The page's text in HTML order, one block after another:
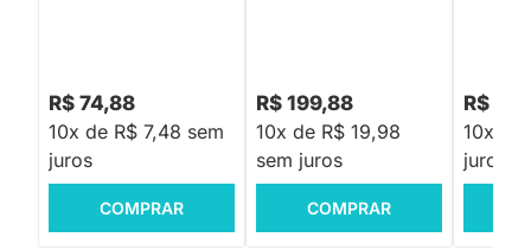
R$ 74,88
10x de R$ 7,48 sem
juros
COMPRAR
R$ 199,88
10x de R$ 19,98
sem juros
COMPRAR
R$
10x de
juros